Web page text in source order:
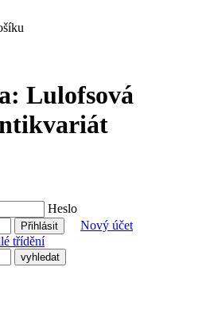
Lulofsová
Heslo
Nový účet
třídění